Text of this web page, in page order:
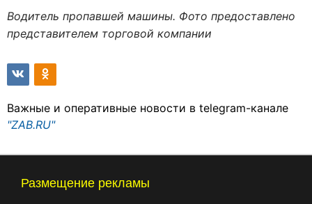
Водитель пропавшей машины. Фото предоставлено
представителем торговой компании
Важные и оперативные новости в telegram-канале
"ZAB.RU"
Размещение рекламы